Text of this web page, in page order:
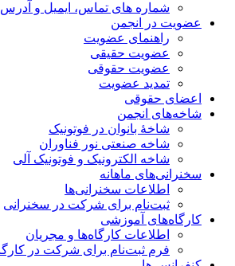
شماره های تماس، ایمیل و آدرس
عضویت در انجمن
راهنمای عضویت
عضویت حقیقی
عضویت حقوقی
تمدید عضویت
اعضای حقوقی
شاخه‌های انجمن
شاخۀ بانوان در فوتونیک
شاخه صنعتی نور فناوران
شاخه‌ الکترونیک و فوتونیک آلی
سخنرانی‌های ماهانه
اطلاعات سخنرانی‌‌ها
ثبت‌نام برای شرکت در سخنرانی
کارگاه‌های آموزشی
اطلاعات کارگاه‌ها و مجریان
فرم ثبت‌نام برای شرکت در کارگاه